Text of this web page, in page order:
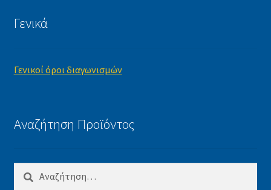
Γενικά
Γενικοί όροι διαγωνισμών
Αναζήτηση Προϊόντος
Αναζήτηση